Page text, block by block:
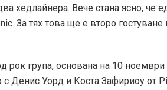
хедлайнера. Вече стана ясно, че
За тях това ще е второ гостуване
рок група, основана на 10
Денис Уорд и Коста Зафириоу от